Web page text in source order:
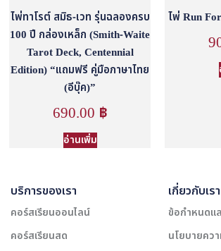
ไพ่ทาโรต์ สมิธ-เวท รุ่นฉลองครบ
100 ปี กล่องเหล็ก (Smith-Waite
Tarot Deck, Centennial
Edition) “แถมฟรี คู่มือภาษาไทย
(อีบุ๊ค)”
690.00 ฿
อ่านเพิ่ม
ไพ่ Run
บริการของเรา
คอร์สเรียนออนไลน์
คอร์สเรียนสด
เกี่ยวกับเรา
ข้อกำหนดแล
นโยบายคว